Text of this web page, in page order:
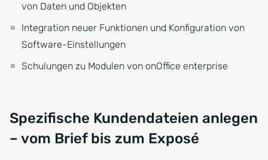
von Daten und Objekten
Integration neuer Funktionen und Konfiguration von
Software-Einstellungen
Schulungen zu Modulen von onOffice enterprise
Spezifische Kundendateien anlegen
– vom Brief bis zum Exposé